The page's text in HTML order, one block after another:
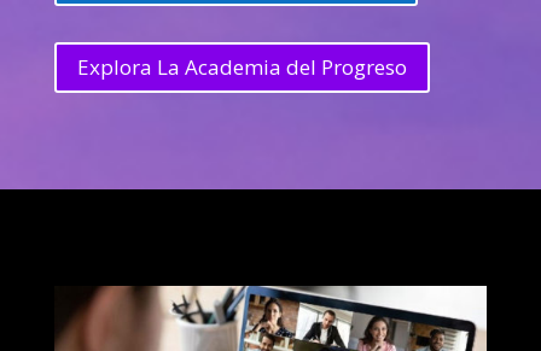
Explora La Academia del Progreso